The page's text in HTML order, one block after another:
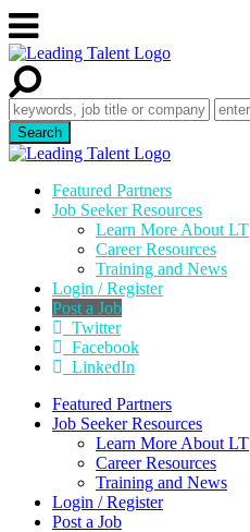
Featured Partners
Job Seeker Resources
Learn More About LT
Career Resources
Training and News
Login / Register
Post a Job
Twitter
Facebook
LinkedIn
Featured Partners
Job Seeker Resources
Learn More About LT
Career Resources
Training and News
Login / Register
Post a Job